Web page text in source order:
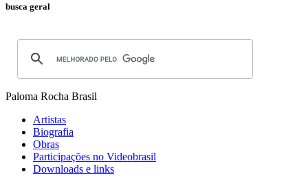
busca geral
Paloma Rocha Brasil
Artistas
Biografia
Obras
Participações no Videobrasil
Downloads e links